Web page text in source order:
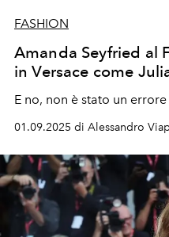
FASHION
Amanda Seyfried al
in Versace come
E no, non è stato un
01.09.2025 di Alessandro